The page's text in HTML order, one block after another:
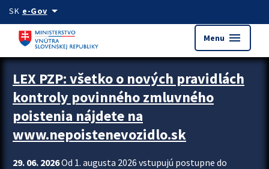
Preskocit na hlavný obsah
SK e-Govarrow_drop_down
Menu menu
Zastavit automatický posun upútavok
LEX PZP: všetko o nových pravidlách
kontroly povinného zmluvného
poistenia nájdete na
www.nepoistenevozidlo.sk
29. 06. 2026Od 1. augusta 2026 vstupujú postupne do